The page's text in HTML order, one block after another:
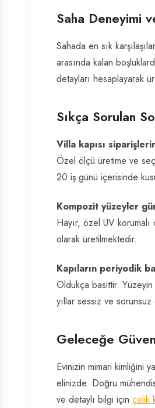
Saha Deneyimi
Sahada en sık
arasında kalan
detayları hesaplayarak
Sıkça Sorulan
Villa kapısı
Özel ölçü üretime ve
20 iş günü içerisinde
Kompozit yüzeyler
Hayır, özel UV
olarak üretilmektedir.
Kapıların periyodik
Oldukça basittir.
yıllar sessiz ve
Geleceğe
Evinizin mimari kimliğini
elinizde. Doğru
ve detaylı bilgi için çelik